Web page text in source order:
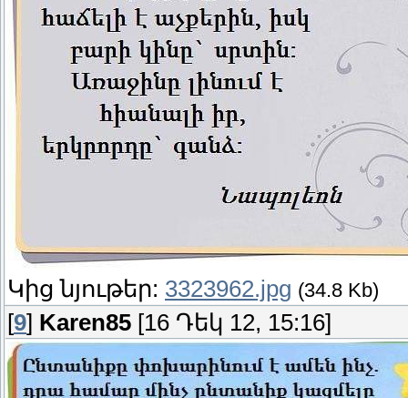
Կից նյութեր: 3323962.jpg (34.8 Kb)
[9] Karen85 [16 Դեկ 12, 15:16]